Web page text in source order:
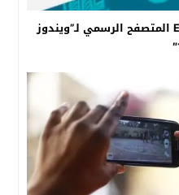
مايكروسوفت تكشف عن Edge المتصفح الرسمي لـ”ويندوز